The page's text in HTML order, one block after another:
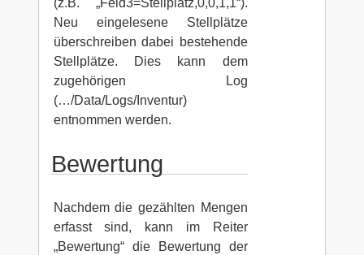
(z.B. „Feld3=Stellplatz,0,0,1,1“).
Neu eingelesene Stellplätze
überschreiben dabei bestehende
Stellplätze. Dies kann dem
zugehörigen Log
(…/Data/Logs/Inventur)
entnommen werden.
Bewertung
Nachdem die gezählten Mengen
erfasst sind, kann im Reiter
„Bewertung“ die Bewertung der